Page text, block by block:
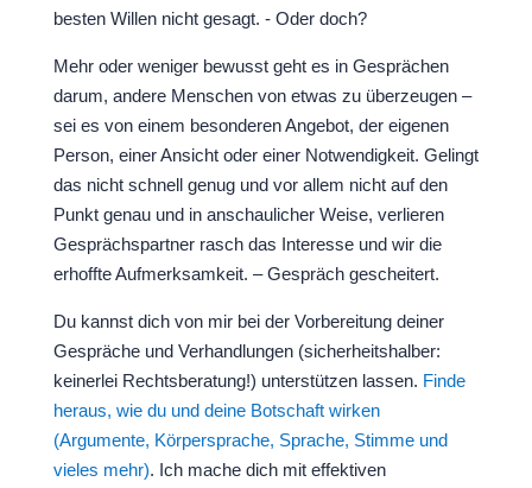
besten Willen nicht gesagt. - Oder doch?
Mehr oder weniger bewusst geht es in Gesprächen
darum, andere Menschen von etwas zu überzeugen –
sei es von einem besonderen Angebot, der eigenen
Person, einer Ansicht oder einer Notwendigkeit. Gelingt
das nicht schnell genug und vor allem nicht auf den
Punkt genau und in anschaulicher Weise, verlieren
Gesprächspartner rasch das Interesse und wir die
erhoffte Aufmerksamkeit. – Gespräch gescheitert.
Du kannst dich von mir bei der Vorbereitung deiner
Gespräche und Verhandlungen (sicherheitshalber:
keinerlei Rechtsberatung!) unterstützen lassen. Finde
heraus, wie du und deine Botschaft wirken
(Argumente, Körpersprache, Sprache, Stimme und
vieles mehr). Ich mache dich mit effektiven